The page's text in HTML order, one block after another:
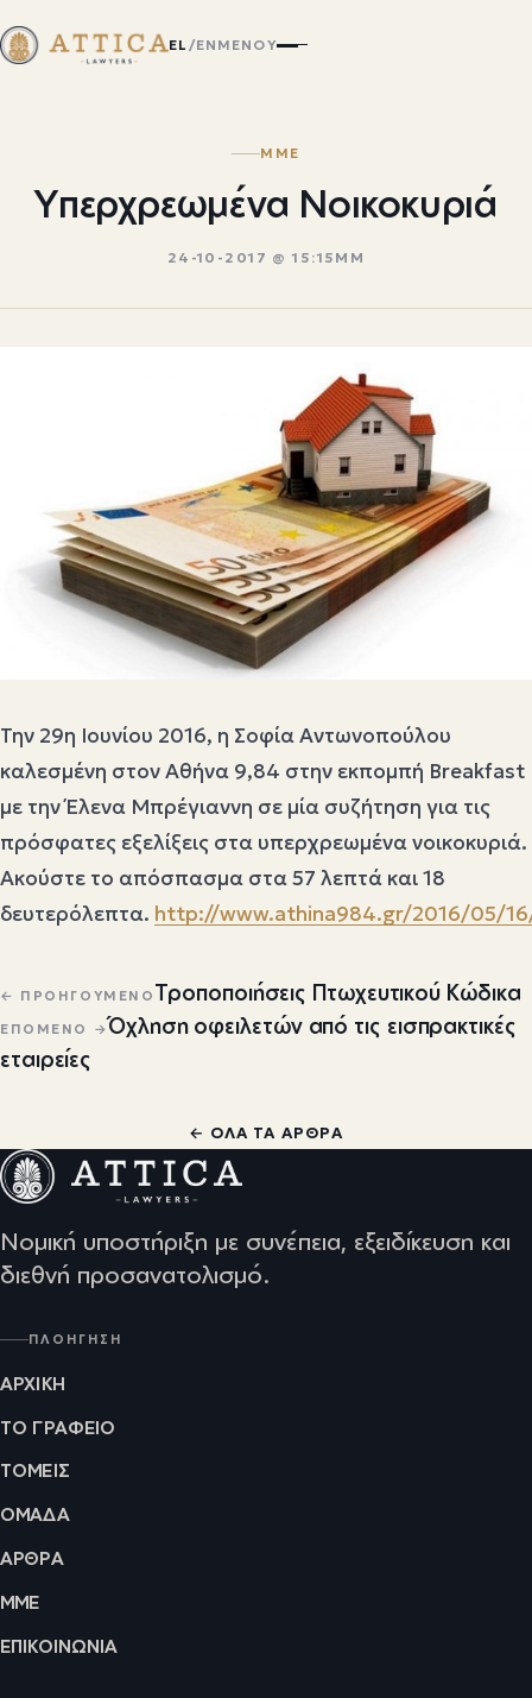
EL /EN ΜΕΝΟΎ
ΜΜΕ
Υπερχρεωμένα Νοικοκυριά
24-10-2017 @ 15:15ΜΜ
Την 29η Ιουνίου 2016, η Σοφία Αντωνοπούλου
καλεσμένη στον Αθήνα 9,84 στην εκπομπή Breakfast
με την Έλενα Μπρέγιαννη σε μία συζήτηση για τις
πρόσφατες εξελίξεις στα υπερχρεωμένα νοικοκυριά.
Ακούστε το απόσπασμα στα 57 λεπτά και 18
δευτερόλεπτα. http://www.athina984.gr/2016/05/
Πλοήγηση άρθρων
← ΠΡΟΗΓΟΎΜΕΝΟ Τροποποιήσεις Πτωχευτικού Κώδικα
ΕΠΌΜΕΝΟ →Όχληση οφειλετών από τις εισπρακτικές
εταιρείες
← ΌΛΑ ΤΑ ΆΡΘΡΑ
Νομική υποστήριξη με συνέπεια, εξειδίκευση και
διεθνή προσανατολισμό.
ΠΛΟΉΓΗΣΗ
ΑΡΧΙΚΉ
ΤΟ ΓΡΑΦΕΊΟ
ΤΟΜΕΊΣ
ΟΜΆΔΑ
ΆΡΘΡΑ
ΜΜΕ
ΕΠΙΚΟΙΝΩΝΊΑ